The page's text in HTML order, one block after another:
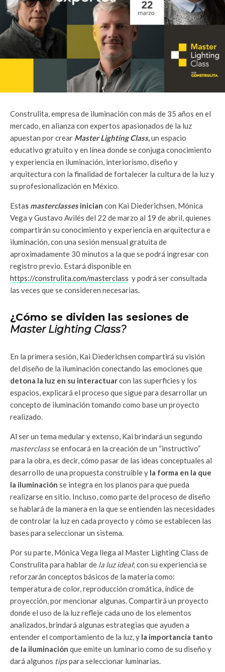
Construlita, empresa de iluminación con más de 35 años en el
mercado, en alianza con expertos apasionados de la luz
apuestan por crear Master Lighting Class,un espacio
educativo gratuito y en línea donde se conjuga conocimiento
y experiencia en iluminación, interiorismo, diseño y
arquitectura con la finalidad de fortalecer la cultura de la luz y
su profesionalización en México.
Estas masterclassesinician con Kai Diederichsen, Mónica
Vega y Gustavo Avilés del 22 de marzo al 19 de abril, quienes
compartirán su conocimiento y experiencia en arquitectura e
iluminación, con una sesión mensual gratuita de
aproximadamente 30 minutos a la que se podrá ingresar con
registro previo. Estará disponible en
https://construlita.com/masterclass y podrá ser consultada
las veces que se consideren necesarias.
¿Cómo se dividen las sesiones de
Master Lighting Class?
En la primera sesión, Kai Diederichsen compartirá su visión
del diseño de la iluminación conectando las emociones que
detona la luz en su interactuarcon las superficies y los
espacios, explicará el proceso que sigue para desarrollar un
concepto de iluminación tomando como base un proyecto
realizado.
Al ser un tema medular y extenso, Kai brindará un segundo
masterclassse enfocará en la creación de un “instructivo”
para la obra, es decir, cómo pasar de las ideas conceptuales al
desarrollo de una propuesta construible y la forma en la que
la iluminación se integra en los planos para que pueda
realizarse en sitio. Incluso, como parte del proceso de diseño
se hablará de la manera en la que se entienden las necesidades
de controlar la luz en cada proyecto y cómo se establecen las
bases para seleccionar un sistema.
Por su parte, Mónica Vega llega al Master Lighting Class de
Construlita para hablar de la luz ideal; con su experiencia se
reforzarán conceptos básicos de la materia como:
temperatura de color, reproducción cromática, índice de
proyección, por mencionar algunas. Compartirá un proyecto
donde el uso de la luz refleje cada uno de los elementos
analizados, brindará algunas estrategias que ayuden a
entender el comportamiento de la luz, y la importancia tanto
de la iluminación que emite un luminario como de su diseño y
dará algunos tipspara seleccionar luminarias.